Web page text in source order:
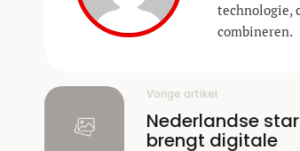
technologie,
combineren.
Vorige artikel
Nederlandse
brengt digitale